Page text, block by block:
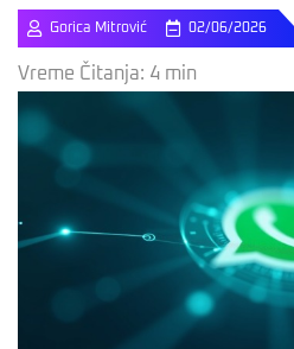
Gorica Mitrović 02/06/2026
Vreme Čitanja: 4 min